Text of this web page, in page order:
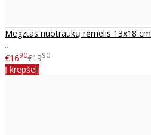
Megztas nuotraukų rėmelis 13x18 cm
..
€1690€1990
Į krepšelį